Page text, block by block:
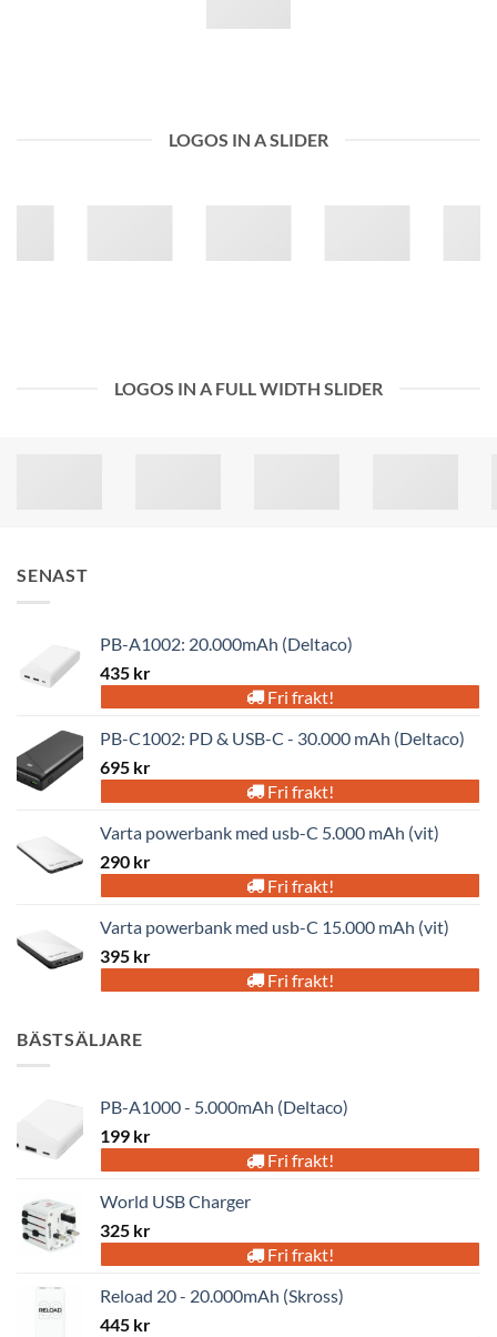
LOGOS IN A SLIDER
LOGOS IN A FULL WIDTH SLIDER
SENAST
PB-A1002: 20.000mAh (Deltaco)
435 kr
Fri frakt!
PB-C1002: PD & USB-C - 30.000 mAh (Deltaco)
695 kr
Fri frakt!
Varta powerbank med usb-C 5.000 mAh (vit)
290 kr
Fri frakt!
Varta powerbank med usb-C 15.000 mAh (vit)
395 kr
Fri frakt!
BÄSTSÄLJARE
PB-A1000 - 5.000mAh (Deltaco)
199 kr
Fri frakt!
World USB Charger
325 kr
Fri frakt!
Reload 20 - 20.000mAh (Skross)
445 kr